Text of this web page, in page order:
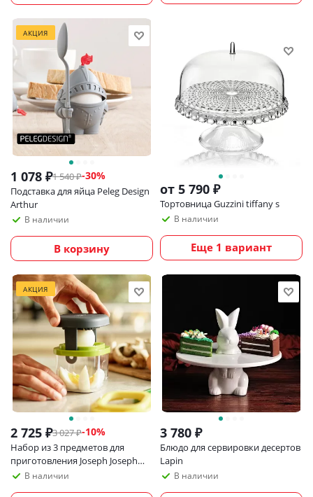
АКЦИЯ
1 078 ₽1 540₽-30%
Подставка для яйца Peleg Design
Arthur
В наличии
В корзину
от 5 790 ₽
Тортовница Guzzini tiffany s
В наличии
Еще 1 вариант
АКЦИЯ
2 725 ₽3 027₽-10%
Набор из 3 предметов для
приготовления Joseph Joseph
Multi-Prep
В наличии
3 780 ₽
Блюдо для сервировки десертов
Lapin
В наличии